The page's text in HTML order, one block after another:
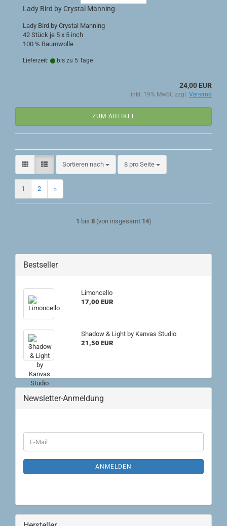
Lady Bird by Crystal Manning
Lady Bird by Crystal Manning
42 Stück je 5 x 5 inch
100 % Baumwolle
Lieferzeit: bis zu 5 Tage
24,00 EUR
inkl. 19% MwSt. zzgl. Versand
ZUM ARTIKEL
Sortieren nach
Sortieren nach 8 pro Seite
pro Seite
1 2 »
1 bis 8(von insgesamt 14)
Bestseller
Limoncello
17,00 EUR
Shadow & Light by Kanvas Studio
21,50 EUR
Newsletter-Anmeldung
WEITER
ZUR
E-
Mail
ANMELDEN